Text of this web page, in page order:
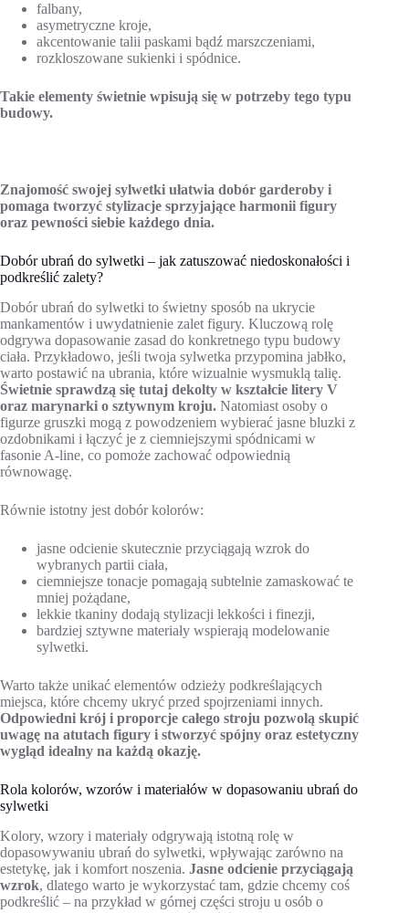
falbany,
asymetryczne kroje,
akcentowanie talii paskami bądź marszczeniami,
rozkloszowane sukienki i spódnice.
Takie elementy świetnie wpisują się w potrzeby tego typu
budowy.
Znajomość swojej sylwetki ułatwia dobór garderoby i
pomaga tworzyć stylizacje sprzyjające harmonii figury
oraz pewności siebie każdego dnia.
Dobór ubrań do sylwetki – jak zatuszować niedoskonałości i
podkreślić zalety?
Dobór ubrań do sylwetki to świetny sposób na ukrycie
mankamentów i uwydatnienie zalet figury. Kluczową rolę
odgrywa dopasowanie zasad do konkretnego typu budowy
ciała. Przykładowo, jeśli twoja sylwetka przypomina jabłko,
warto postawić na ubrania, które wizualnie wysmuklą talię.
Świetnie sprawdzą się tutaj dekolty w kształcie litery V
oraz marynarki o sztywnym kroju. Natomiast osoby o
figurze gruszki mogą z powodzeniem wybierać jasne bluzki z
ozdobnikami i łączyć je z ciemniejszymi spódnicami w
fasonie A-line, co pomoże zachować odpowiednią
równowagę.
Równie istotny jest dobór kolorów:
jasne odcienie skutecznie przyciągają wzrok do
wybranych partii ciała,
ciemniejsze tonacje pomagają subtelnie zamaskować te
mniej pożądane,
lekkie tkaniny dodają stylizacji lekkości i finezji,
bardziej sztywne materiały wspierają modelowanie
sylwetki.
Warto także unikać elementów odzieży podkreślających
miejsca, które chcemy ukryć przed spojrzeniami innych.
Odpowiedni krój i proporcje całego stroju pozwolą skupić
uwagę na atutach figury i stworzyć spójny oraz estetyczny
wygląd idealny na każdą okazję.
Rola kolorów, wzorów i materiałów w dopasowaniu ubrań do
sylwetki
Kolory, wzory i materiały odgrywają istotną rolę w
dopasowywaniu ubrań do sylwetki, wpływając zarówno na
estetykę, jak i komfort noszenia. Jasne odcienie przyciągają
wzrok, dlatego warto je wykorzystać tam, gdzie chcemy coś
podkreślić – na przykład w górnej części stroju u osób o